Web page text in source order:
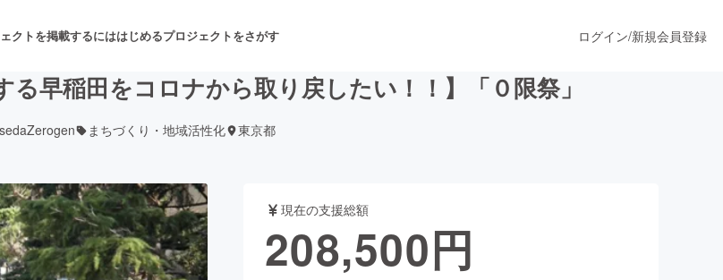
クトを掲載するにははじめるプロジェクトをさがす
舞台・パフォーマンス
ビス開発 フード・飲食店 ファッション
ログイン/新規会員登録
る早稲田をコロナから取り戻したい！！】「０限祭」
まちづくり・地域活性化 東京都
現在の支援総額
208,500円